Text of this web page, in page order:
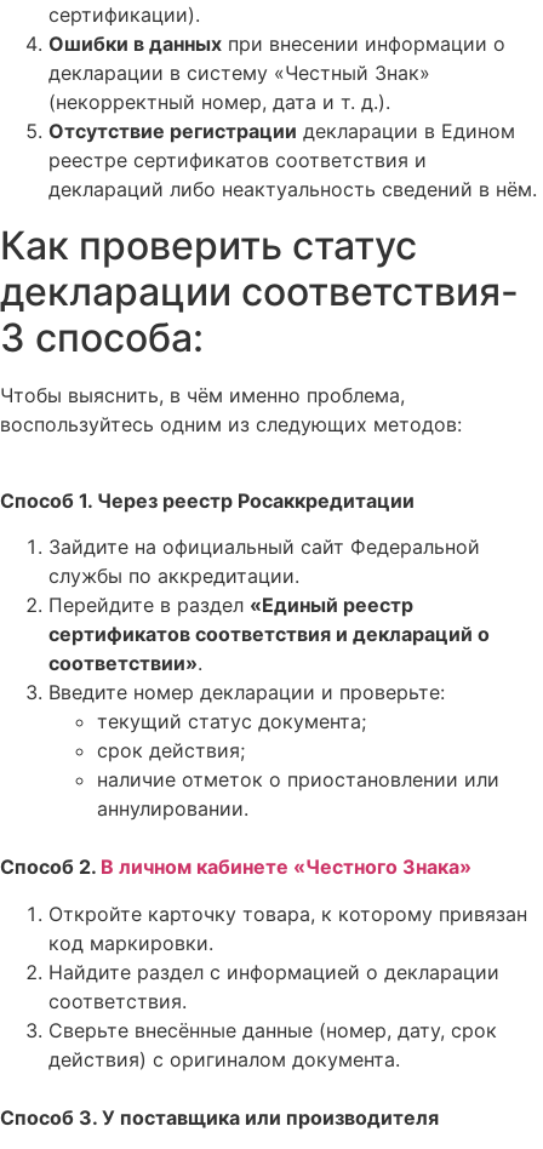
сертификации).
Ошибки в данных при внесении информации о
декларации в систему «Честный Знак»
(некорректный номер, дата и т. д.).
Отсутствие регистрации декларации в Едином
реестре сертификатов соответствия и
деклараций либо неактуальность сведений в нём.
Как проверить статус
декларации соответствия-
3 способа:
Чтобы выяснить, в чём именно проблема,
воспользуйтесь одним из следующих методов:
Способ 1. Через реестр Росаккредитации
Зайдите на официальный сайт Федеральной
службы по аккредитации.
Перейдите в раздел «Единый реестр
сертификатов соответствия и деклараций о
соответствии».
Введите номер декларации и проверьте:
текущий статус документа;
срок действия;
наличие отметок о приостановлении или
аннулировании.
Способ 2. В личном кабинете «Честного Знака»
Откройте карточку товара, к которому привязан
код маркировки.
Найдите раздел с информацией о декларации
соответствия.
Сверьте внесённые данные (номер, дату, срок
действия) с оригиналом документа.
Способ 3. У поставщика или производителя